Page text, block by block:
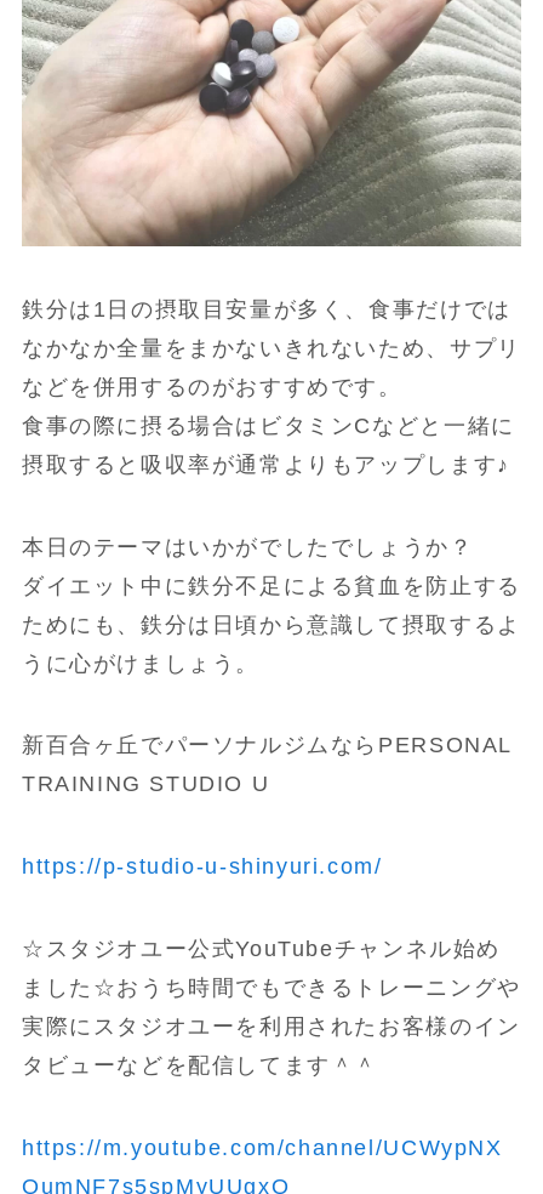
鉄分は1日の摂取目安量が多く、食事だけでは
なかなか全量をまかないきれないため、サプリ
などを併用するのがおすすめです。
食事の際に摂る場合はビタミンCなどと一緒に
摂取すると吸収率が通常よりもアップします♪
本日のテーマはいかがでしたでしょうか？
ダイエット中に鉄分不足による貧血を防止する
ためにも、鉄分は日頃から意識して摂取するよ
うに心がけましょう。
新百合ヶ丘でパーソナルジムならPERSONAL
TRAINING STUDIO U
https://p-studio-u-shinyuri.com/
☆スタジオユー公式YouTubeチャンネル始め
ました☆おうち時間でもできるトレーニングや
実際にスタジオユーを利用されたお客様のイン
タビューなどを配信してます＾＾
https://m.youtube.com/channel/UCWypNX
QumNF7s5spMyUUgxQ